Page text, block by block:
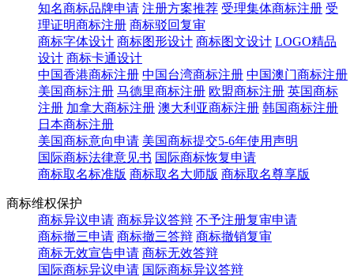
知名商标品牌申请 注册方案推荐 受理集体商标注册 受
理证明商标注册 商标驳回复审
商标字体设计 商标图形设计 商标图文设计 LOGO精品
设计 商标卡通设计
中国香港商标注册 中国台湾商标注册 中国澳门商标注册
美国商标注册 马德里商标注册 欧盟商标注册 英国商标
注册 加拿大商标注册 澳大利亚商标注册 韩国商标注册
日本商标注册
美国商标意向申请 美国商标提交5-6年使用声明
国际商标法律意见书 国际商标恢复申请
商标取名标准版 商标取名大师版 商标取名尊享版
商标维权保护
商标异议申请 商标异议答辩 不予注册复审申请
商标撤三申请 商标撤三答辩 商标撤销复审
商标无效宣告申请 商标无效答辩
国际商标异议申请 国际商标异议答辩